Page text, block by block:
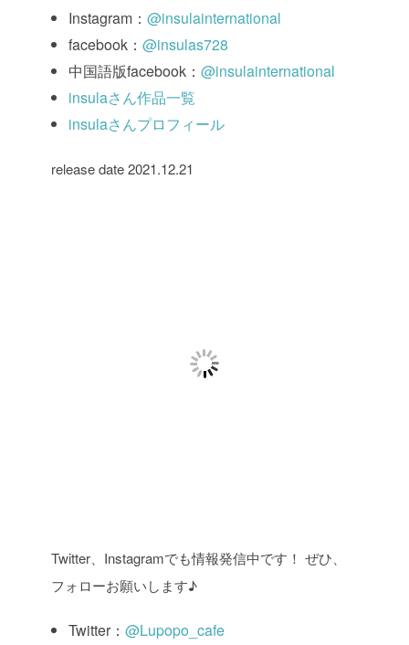
Instagram： @insulainternational
facebook： @insulas728
中国語版facebook： @insulainternational
insulaさん作品一覧
insulaさんプロフィール
release date 2021.12.21
Twitter、Instagramでも情報発信中です！ ぜひ、
フォローお願いします♪
Twitter： @Lupopo_cafe